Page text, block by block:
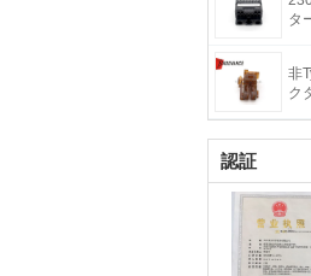
タ
非
ク
認証